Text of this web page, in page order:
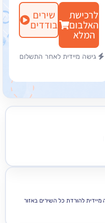
שירים
בודדים
לאחר התשלום
כל השירים באזור